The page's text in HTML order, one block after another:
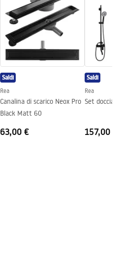
100
Universale
6 mm
200cm
60 cm
Alluminio
verso l'esterno
Sì, su un lato del vetro
Saldi
Rea
Canalina di scarico Neox Pro
Black Matt 60
63,00 €
Saldi
Rea
Set doccia
157,00 €